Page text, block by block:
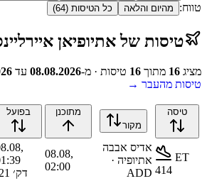
טווח: מהיום והלאה כל הטיסות (64
)
טיסות שלאתיופיאן
מציג 16 מתוך 16 טיסות · מ-08.08.2026 עד
טיסות מהעבר →
טיסה
מקור
מתוכנן בפועל
ET
414
אדיס אבבה
אתיופיה ·
ADD
08.08,
02:00
דק׳